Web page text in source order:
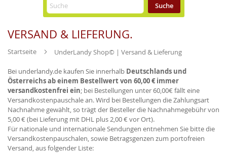
Suche
VERSAND & LIEFERUNG.
Startseite UnderLandy Shop© | Versand & Lieferung
Bei underlandy.de kaufen Sie innerhalb Deutschlands und
Österreichs ab einem Bestellwert von 60,00 € immer
versandkostenfrei ein; bei Bestellungen unter 60,00€ fällt eine
Versandkostenpauschale an. Wird bei Bestellungen die Zahlungsart
Nachnahme gewählt, so trägt der Besteller die Nachnahmegebühr von
5,00 € (bei Lieferung mit DHL plus 2,00 € vor Ort).
Für nationale und internationale Sendungen entnehmen Sie bitte die
Versandkostenpauschalen, sowie Betragsgenzen zum portofreien
Versand, aus folgender Liste: